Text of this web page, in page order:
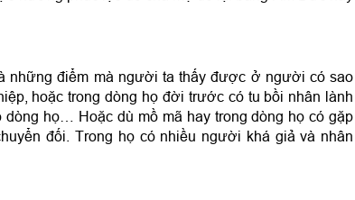
điểm mà người ta thấy được ở người có sao
hoặc trong dòng họ đời trước có tu bồi nhân lành
họ… Hoặc dù mồ mã hay trong dòng họ có gặp
đối. Trong họ có nhiều người khá giả và nhân